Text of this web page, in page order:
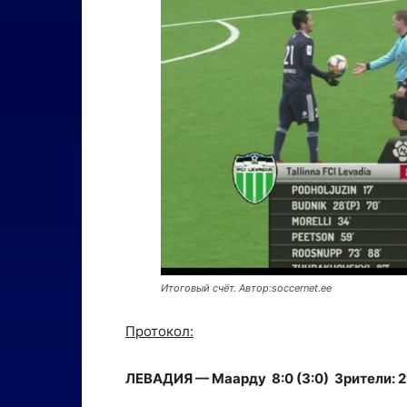
Итоговый счёт. Автор:soccernet.ee
Протокол:
ЛЕВАДИЯ — Маарду 8:0 (3:0) Зрители: